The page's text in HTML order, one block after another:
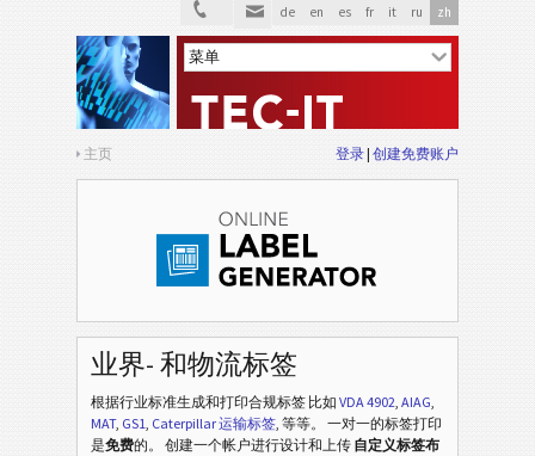
de en es fr it ru zh
主页 登录 创建免费账户
业界- 和物流标签
根据行业标准生成和打印合规标签 比如 VDA 4902, AIAG,
MAT, GS1, Caterpillar 运输标签, 等等。 一对一的标签打印
是免费的。 创建一个帐户进行设计和上传 自定义标签布